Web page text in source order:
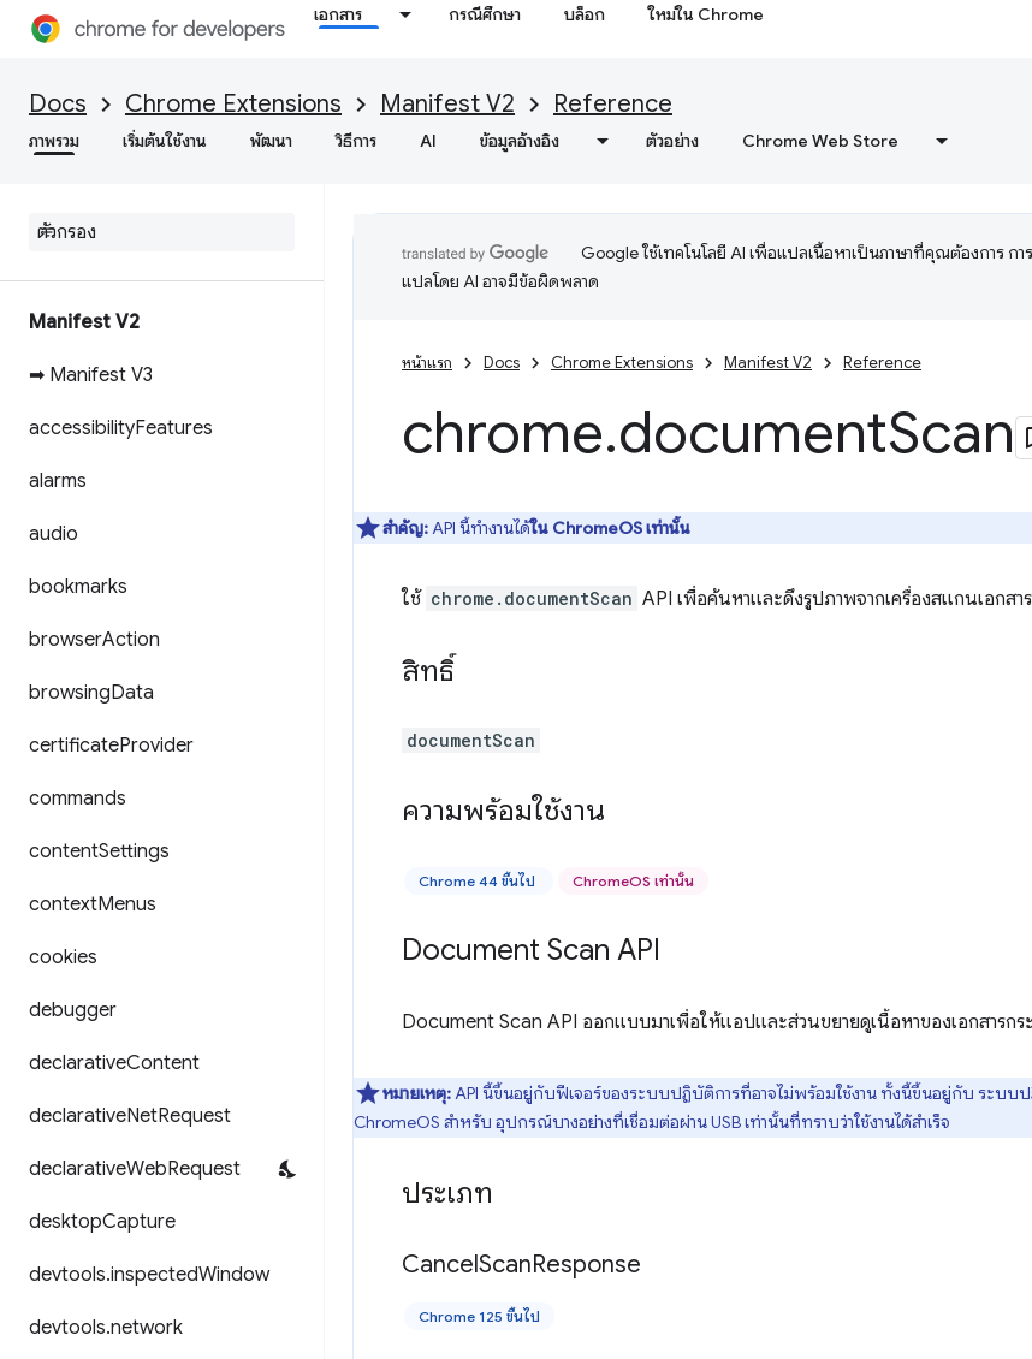
เอกสาร กรณีศึกษา บล็อก ใหม่ใน Chrome
Docs Chrome Extensions Manifest V2 Reference
ภาพรวม เริ่มต้นใช้งาน พัฒนา วิธีการ AI ข้อมูลอ้างอิง ตัวอย่าง Chrome Web Store
Manifest V2
➡ Manifest V3
accessibilityFeatures
alarms
audio
bookmarks
browserAction
browsingData
certificateProvider
commands
contentSettings
contextMenus
cookies
debugger
declarativeContent
declarativeNetRequest
declarativeWebRequest
desktopCapture
devtools.inspectedWindow
devtools.network
Google ใช้เทคโนโลยี AI เพื่อแปลเนื้อหาเป็นภาษาที่คุณต้องการ การ
แปลโดย AI อาจมีข้อผิดพลาด
หน้าแรก Docs Chrome Extensions Manifest V2 Reference
chrome.documentScan
สำคัญ:API นี้ทำงานได้ใน ChromeOS เท่านั้น
ใช้ chrome.documentScan API เพื่อค้นหาและดึงรูปภาพจากเครื่องสแกนเอกส
สิทธิ์
documentScan
ความพร้อมใช้งาน
Chrome 44 ขึ้นไป ChromeOS เท่านั้น
Document Scan API
Document Scan API ออกแบบมาเพื่อให้แอปและส่วนขยายดูเนื้อหาของเอกสารกร
หมายเหตุ:API นี้ขึ้นอยู่กับฟีเจอร์ของระบบปฏิบัติการที่อาจไม่พร้อมใช้งาน ทั้งนี้ขึ้นอยู่กับ ระบบ
ChromeOS สำหรับ อุปกรณ์บางอย่างที่เชื่อมต่อผ่าน USB เท่านั้นที่ทราบว่าใช้งานได้สำเร็จ
ประเภท
CancelScanResponse
Chrome 125 ขึ้นไป